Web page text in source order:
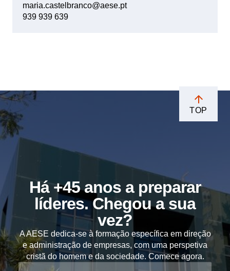
maria.castelbranco@aese.pt
939 939 639
TOP
Há +45 anos a preparar
líderes. Chegou a sua
vez?
A AESE dedica-se à formação específica em direção
e administração de empresas, com uma perspetiva
cristã do homem e da sociedade. Comece agora.